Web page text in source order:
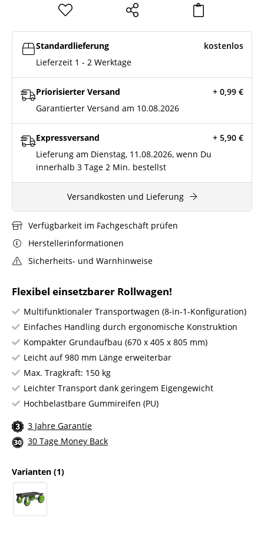
Flexibel einsetzbarer Rollwagen!
Multifunktionaler Transportwagen (8-in-1-Konfiguration)
Einfaches Handling durch ergonomische Konstruktion
Kompakter Grundaufbau (670 x 405 x 805 mm)
Leicht auf 980 mm Länge erweiterbar
Max. Tragkraft: 150 kg
Leichter Transport dank geringem Eigengewicht
Hochbelastbare Gummireifen (PU)
3 Jahre Garantie
30 Tage Money Back
Varianten (1)
Standardlieferung
kostenlos
Lieferzeit 1 - 2 Werktage
Priorisierter Versand + 0,99 €
Garantierter Versand am 10.08.2026
Expressversand + 5,90 €
Lieferung am Dienstag, 11.08.2026, wenn Du
innerhalb3 Tage 2 Min. bestellst
Versandkosten und Lieferung
Verfügbarkeit im Fachgeschäft prüfen
Herstellerinformationen
Sicherheits- und Warnhinweise